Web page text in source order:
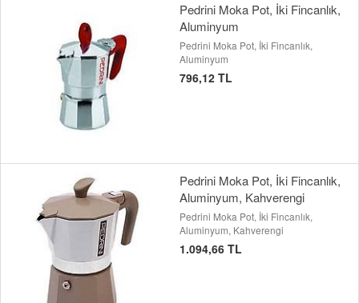
Pedrini Moka Pot, İki Fincanlık,
Aluminyum
Pedrini Moka Pot, İki Fincanlık,
Aluminyum
796,12 TL
Pedrini Moka Pot, İki Fincanlık,
Aluminyum, Kahverengi
Pedrini Moka Pot, İki Fincanlık,
Aluminyum, Kahverengi
1.094,66 TL